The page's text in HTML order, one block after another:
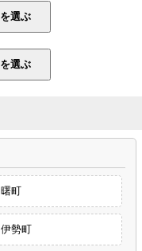
曙町
伊勢町